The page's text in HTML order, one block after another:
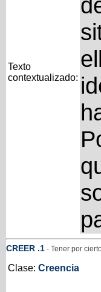
Texto
contextualizado:
CREER .1- Tener por
Clase: Creencia